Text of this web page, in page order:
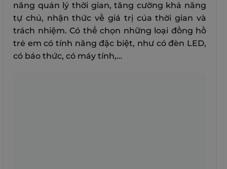
năng quản lý thời gian, tăng cường khả năng
tự chủ, nhận thức về giá trị của thời gian và
trách nhiệm. Có thể chọn những loại đồng hồ
trẻ em có tính năng đặc biệt, như có đèn LED,
có báo thức, có máy tính,…